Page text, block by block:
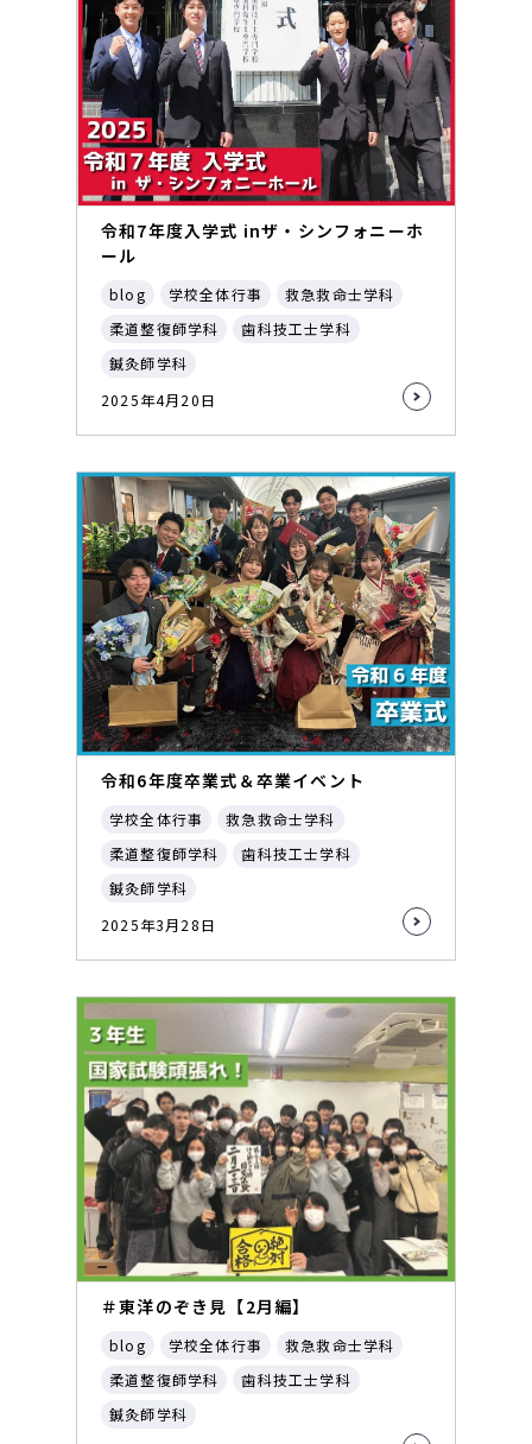
令和7年度入学式 inザ・シンフォニーホ
ール
blog 学校全体行事
救急救命士学科
柔道整復師学科
歯科技工士学科
鍼灸師学科
2025年4月20日
令和6年度卒業式＆卒業イベント
学校全体行事
救急救命士学科
柔道整復師学科
歯科技工士学科
鍼灸師学科
2025年3月28日
＃東洋のぞき見【2月編】
blog 学校全体行事
救急救命士学科
柔道整復師学科
歯科技工士学科
鍼灸師学科